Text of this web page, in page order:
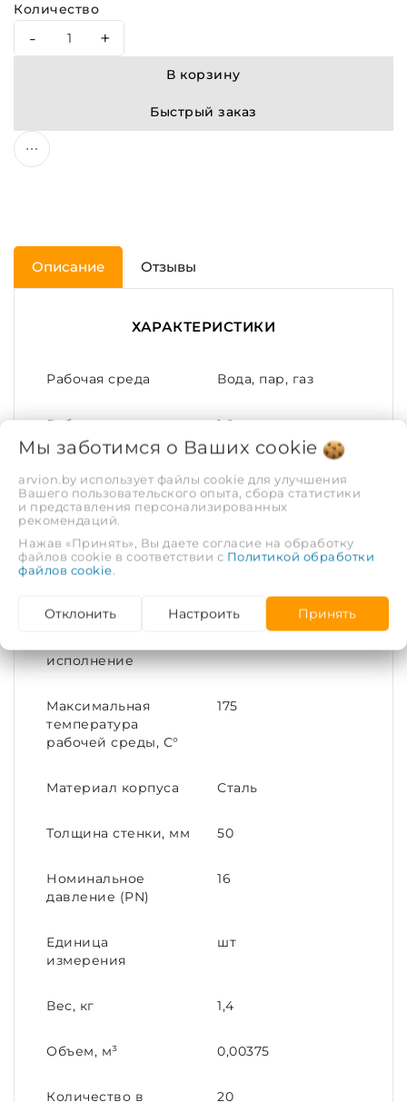
Количество
- +
В корзину
Быстрый заказ
Описание Отзывы
ХАРАКТЕРИСТИКИ
Рабочая среда Вода, пар, газ
Рабочее давление,
МПа
1.6
Покрытие Без покрытия
Диаметр условный
исполнение
Максимальная
температура
рабочей среды, С°
175
Материал корпуса Сталь
Толщина стенки, мм 50
Номинальное
давление (PN)
16
Единица
измерения
шт
Вес, кг 1,4
Объем, м³ 0,00375
Количество в
20
Мы заботимся о Ваших cookie
arvion.by использует файлы cookie для улучшения
Вашего пользовательского опыта, сбора статистики
и представления персонализированных
рекомендаций.
Нажав «Принять», Вы даете согласие на обработку
файлов cookie в соответствии с Политикой обработки
файлов cookie.
Отклонить Настроить Принять